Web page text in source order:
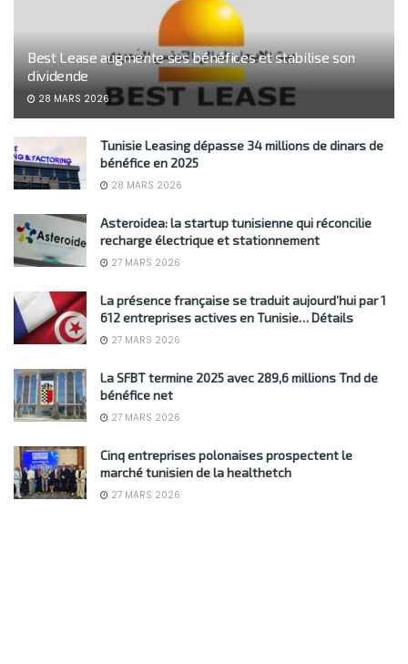
Best Lease augmente ses bénéfices et stabilise son
dividende
28 MARS 2026
Tunisie Leasing dépasse 34 millions de dinars de
bénéfice en 2025
28 MARS 2026
Asteroidea: la startup tunisienne qui réconcilie
recharge électrique et stationnement
27 MARS 2026
La présence française se traduit aujourd’hui par 1
612 entreprises actives en Tunisie… Détails
27 MARS 2026
La SFBT termine 2025 avec 289,6 millions Tnd de
bénéfice net
27 MARS 2026
Cinq entreprises polonaises prospectent le
marché tunisien de la healthetch
27 MARS 2026